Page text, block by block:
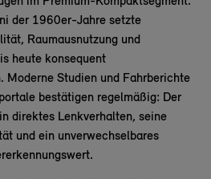
der 1960er-Jahre setzte
Raumausnutzung und
heute konsequent
Studien und Fahrberichte
bestätigen regelmäßig: Der
direktes Lenkverhalten, seine
und ein unverwechselbares